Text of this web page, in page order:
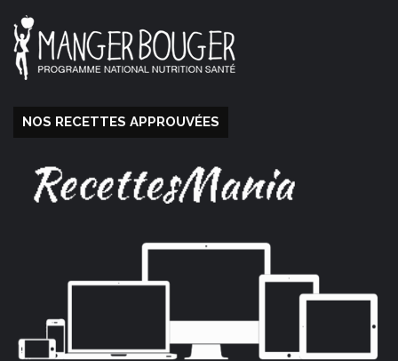
NOS RECETTES APPROUVÉES